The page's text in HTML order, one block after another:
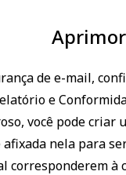
de e-mail,
e
você pode criar
nela para
corresponderem à